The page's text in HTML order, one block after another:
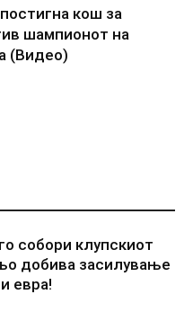
кош за
шампионот на
(Видео)
собори клупскиот
добива засилување
евра!